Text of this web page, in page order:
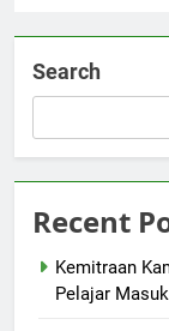
Search
Recent
Kemitraan
Pelajar